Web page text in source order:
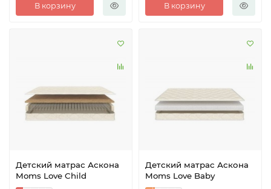
В корзину В корзину
Детский матрас Аскона
Moms Love Child
Детский матрас Аскона
Moms Love Baby